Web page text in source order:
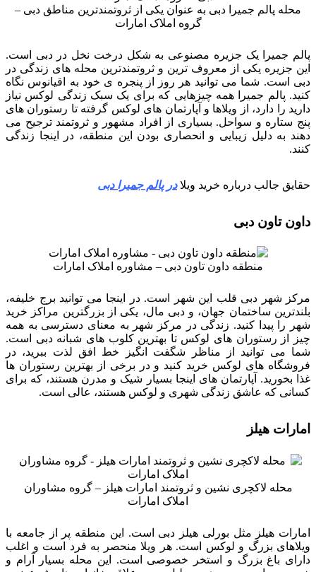
محله پالم جمیرا دبی به عنوان یکی از ثروتمندترین مناطق دبی –
گروه املاک امارات
پالم جمیرا یک جزیره مصنوعی به شکل درخت نخل در دبی است.
این جزیره یکی از معروف ترین و ثروتمندترین محله های زندگی در
دبی است. شما می توانید هر روز از پنجره ی خود به اقیانوس نگاه
کنید. پالم جمیرا همه چیزهایی که برای یک سبک زندگی لوکس نیاز
دارید را دارد، از ویلاها و آپارتمان های لوکس گرفته تا رستوران های
پنج ستاره و سواحل. بسیاری از افراد مشهور و ثروتمند ترجیح می
دهند به دلیل زیبایی و انحصاری بودن این منطقه، در اینجا زندگی
کنند.
حقایق جالب درباره خرید ویلادر پالم جمیرا دبی
داون تاون دبی
منطقه داون تاون دبی – مشاوره املاک امارات
مرکز شهر دبی قلب این شهر است. در اینجا می توانید برج خلیفه،
بلندترین ساختمان جهان، و دبی مال، یکی از بزرگترین مراکز خرید
شهر را پیدا کنید. زندگی در مرکز شهر به معنای دسترسی به همه
چیز از رستوران های لوکس تا بهترین کلوب های شبانه دبی است.
شما می توانید از مناظر شگفت انگیز خط افق لذت ببرید، در
فروشگاه های لوکس خرید کنید و در برخی از بهترین رستوران ها
غذا بخورید. آپارتمان های اینجا بسیار شیک و مدرن هستند، که برای
کسانی که عاشق زندگی شهری و لوکس هستند، عالی است.
امارات هیلز
محله لاکچری نشین و ثروتمند امارات هیلز – گروه مشاوران
املاک امارات
امارات هیلز مثل بورلی هیلز دبی است. این منطقه پر از جامعه با
ویلاهای بزرگ و لوکس است. هر ویلا منحصر به فرد است و اغلب
دارای باغ بزرگ و استخر خصوصی است. این محله بسیار آرام و